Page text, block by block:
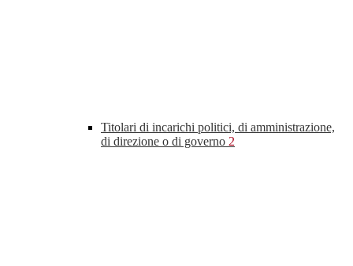
Titolari di incarichi politici, di amministrazione,
di direzione o di governo 2